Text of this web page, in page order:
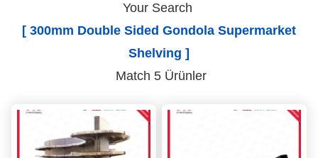
Your Search
[ 300mm Double Sided Gondola Supermarket
Shelving ]
Match 5 Ürünler